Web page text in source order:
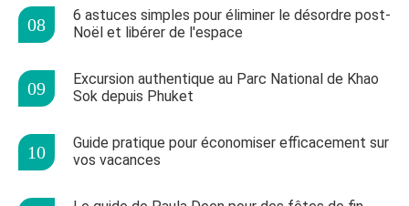
6 astuces simples pour éliminer le désordre post-
Noël et libérer de l'espace
Excursion authentique au Parc National de Khao
Sok depuis Phuket
Guide pratique pour économiser efficacement sur
vos vacances